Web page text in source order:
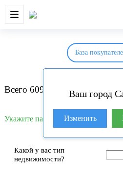
НОВОСТРОЙКИ
Ваш город
Изменить
База
Всего 609 покупателей
Укажите параметры вашего
Какой у вас тип
недвижимости?